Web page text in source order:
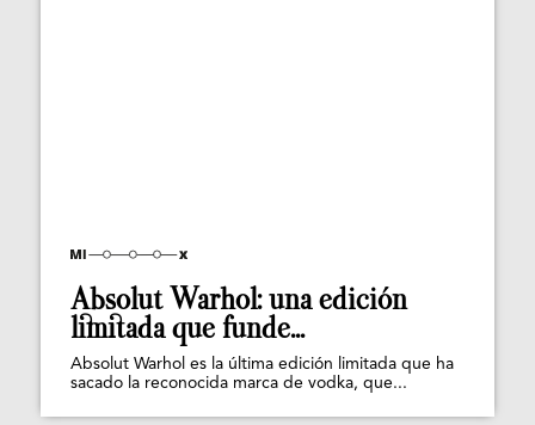
Absolut Warhol: una edición
limitada que funde...
Absolut Warhol es la última edición limitada que ha
sacado la reconocida marca de vodka, que...